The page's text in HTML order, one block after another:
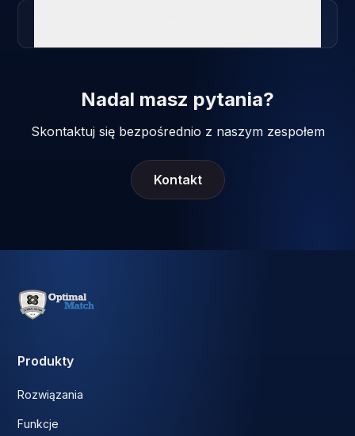
Nadal masz pytania?
Skontaktuj się bezpośrednio z naszym zespołem
Kontakt
Produkty
Rozwiązania
Funkcje